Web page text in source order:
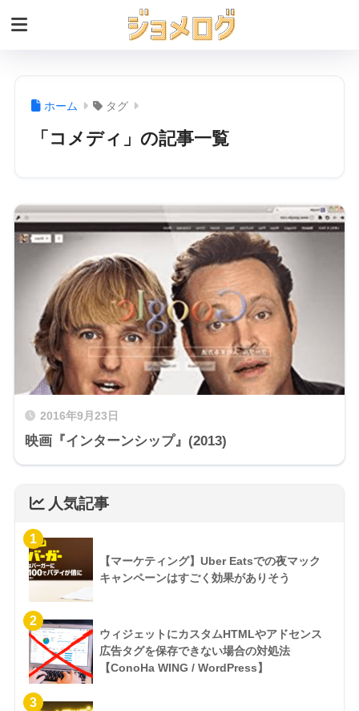
ホーム タグ
「コメディ」の記事一覧
2016年9月23日
映画『インターンシップ』(2013)
人気記事
1
【マーケティング】Uber Eatsでの夜マック
キャンペーンはすごく効果がありそう
2
ウィジェットにカスタムHTMLやアドセンス
広告タグを保存できない場合の対処法
【ConoHa WING / WordPress】
3